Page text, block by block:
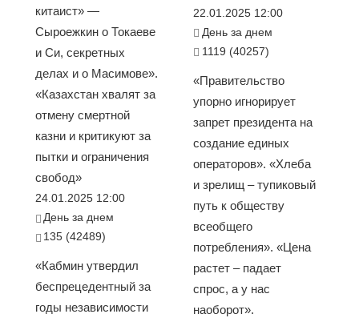
китаист» —
Сыроежкин о Токаеве
и Си, секретных
делах и о Масимове».
«Казахстан хвалят за
отмену смертной
казни и критикуют за
пытки и ограничения
свобод»
24.01.2025 12:00
День за днем
135 (42489)
«Кабмин утвердил
беспрецедентный за
годы независимости
22.01.2025 12:00
День за днем
1119 (40257)
«Правительство
упорно игнорирует
запрет президента на
создание единых
операторов». «Хлеба
и зрелищ – тупиковый
путь к обществу
всеобщего
потребления». «Цена
растет – падает
спрос, а у нас
наоборот».